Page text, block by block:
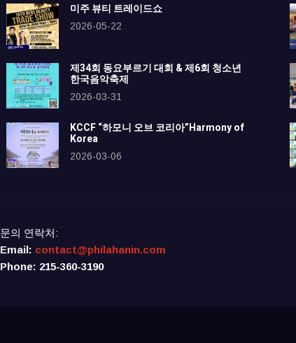
미주 뷰티 트레이드쇼
2026-05-22
제34회 동요부르기 대회 & 제6회 청소년
한국음악축제
2026-03-31
KCCF “하모니 오브 코리아”Harmony of
Korea
2026-03-06
문의 연락처:
Email: contact@philahanin.com
Phone: 215-360-3190